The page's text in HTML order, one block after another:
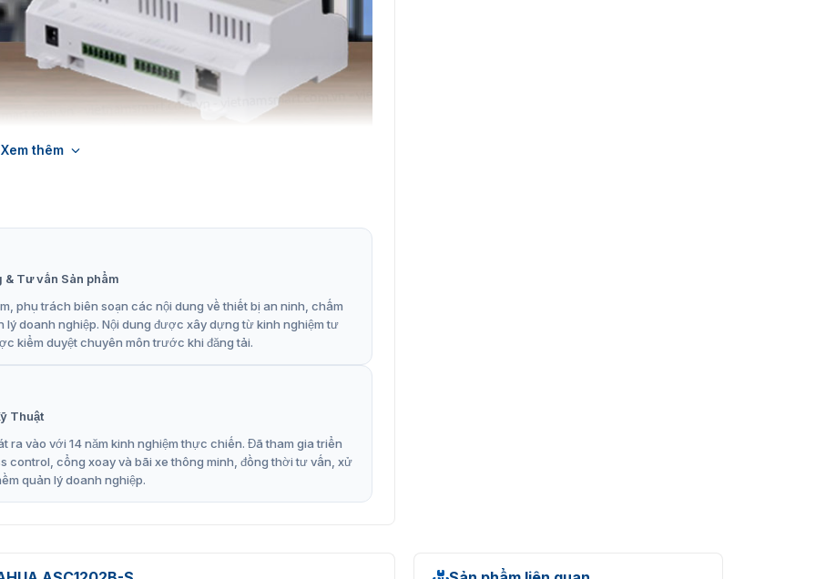
trung tâm ASC1202B-S
soát truy cập tại khu vực nhất định nằm bên trong tòa
này được nêu cụ thể ở dưới đây:
(2 cửa)
nhập, báo động cưỡng bức và báo động giả mạo
bị dừng
Xem thêm
Tư vấn Sản phẩm
phụ trách biên soạn các nội dung về thiết bị an ninh, chấm
doanh nghiệp. Nội dung được xây dựng từ kinh nghiệm tư
kiểm duyệt chuyên môn trước khi đăng tải.
Thuật
ra vào với 14 năm kinh nghiệm thực chiến. Đã tham gia triển
control, cổng xoay và bãi xe thông minh, đồng thời tư vấn, xử
quản lý doanh nghiệp.
Môi trường làm